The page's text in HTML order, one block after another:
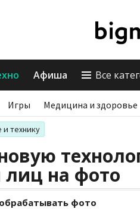
Афиша Все
Игры Медицина и здоровье
технику
лиц на фото
фото